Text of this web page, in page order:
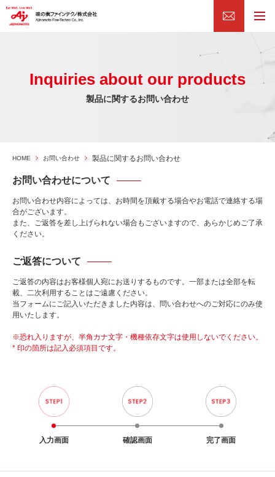
Inquiries about our products
製品に関するお問い合わせ
HOME お問い合わせ 製品に関するお問い合わせ
お問い合わせについて
お問い合わせ内容によっては、お時間を頂戴する場合やお電話で連絡する場
合がございます。
また、ご返答を差し上げられない場合もございますので、あらかじめご了承
ください。
ご返答について
ご返答の内容はお客様個人宛にお送りするものです。一部または全部を転
載、二次利用することはご遠慮ください。
当フォームにご記入いただきました内容は、問い合わせへのご対応にのみ使
用いたします。
※恐れ入りますが、半角カナ文字・機種依存文字は使用しないでください。
* 印の箇所は記入必須項目です。
入力画面 確認画面 完了画面